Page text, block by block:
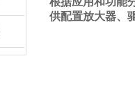
供配置放大器、